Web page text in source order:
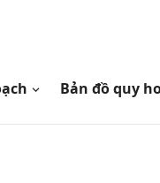
Bản đồ quy